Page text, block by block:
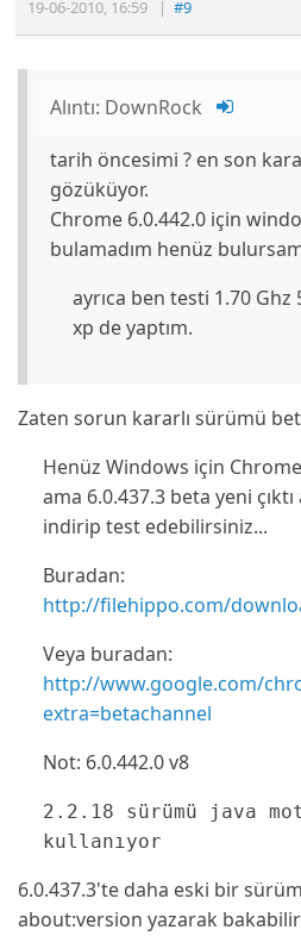
19-06-2010, 16:59 |#9
Alıntı: DownRock
tarih öncesimi ? en son
gözüküyor.
Chrome 6.0.442.0 için
bulamadım henüz
ayrıca ben testi 1.70
xp de yaptım.
Zaten sorun kararlısürümü
Henüz Windows için
ama 6.0.437.3 beta yeni
indirip test edebilirsiniz...
Buradan:
http://filehippo.com/
Veya buradan:
http://www.google.com/
extra=betachannel
Not: 6.0.442.0 v8
2.2.18 sürümü java
kullanıyor
6.0.437.3'te daha eski bir
about:version yazarak